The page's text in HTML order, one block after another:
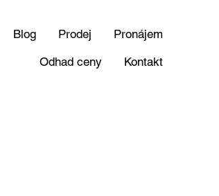
Blog Prodej
Pronájem
Odhad ceny
Kontakt